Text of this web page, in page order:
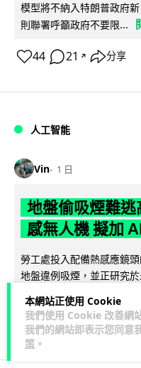
本網站正使用 Cookie
我們使用 Cookie 改善網
我們的網站即表示您同意
策 。
模型將不納入特朗普政府
則聯署呼籲政府不要限...
44 21 ↗ 分享
人工智能
Vin 1 日
地盤偷吸煙難
感無人機 擬加
勞工處投入配備熱感應鏡
地盤違例吸煙，並正研究
分析功能，結合三大技術進
246 57 ↗ 分享